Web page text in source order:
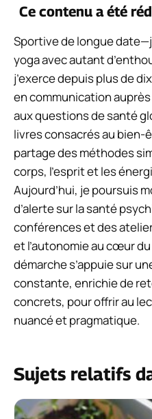
Ce contenu a été
Sportive de longue
yoga avec autant
j’exerce depuis plus de
en communication
aux questions de santé
livres consacrés au bien-
partage des méthodes
corps, l’esprit et les
Aujourd’hui, je poursuis
d’alerte sur la santé
conférences et des
et l’autonomie au cœur
démarche s’appuie sur
constante, enrichie de
concrets, pour offrir au
nuancé et pragmatique.
Sujets relatifs